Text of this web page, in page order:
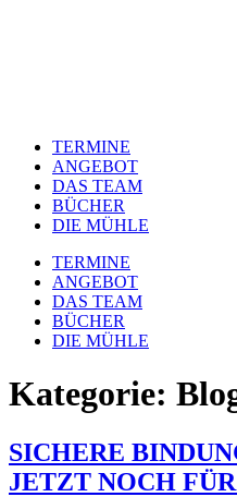
TERMINE
ANGEBOT
DAS TEAM
BÜCHER
DIE MÜHLE
TERMINE
ANGEBOT
DAS TEAM
BÜCHER
DIE MÜHLE
Kategorie:
SICHERE
JETZT NOCH